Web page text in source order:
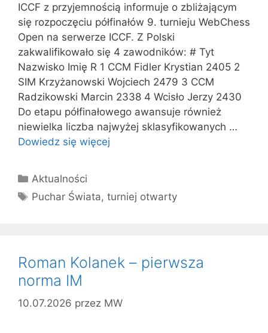
ICCF z przyjemnością informuje o zbliżającym
się rozpoczęciu półfinałów 9. turnieju WebChess
Open na serwerze ICCF. Z Polski
zakwalifikowało się 4 zawodników: # Tyt
Nazwisko Imię R 1 CCM Fidler Krystian 2405 2
SIM Krzyżanowski Wojciech 2479 3 CCM
Radzikowski Marcin 2338 4 Wcisło Jerzy 2430
Do etapu półfinałowego awansuje również
niewielka liczba najwyżej sklasyfikowanych …
Dowiedz się więcej
Kategorie
Aktualności
Tagi
Puchar Świata,turniej otwarty
Roman Kolanek – pierwsza
norma IM
10.07.2026 przez MW